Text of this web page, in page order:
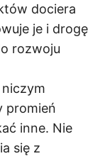
dociera
je i drogę
rozwoju
promień
inne. Nie
się z